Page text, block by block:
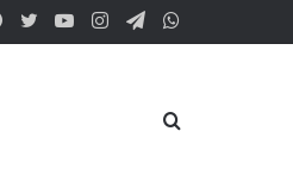
Telegram
Instagram
YouTube
Twitter
Facebook
Search